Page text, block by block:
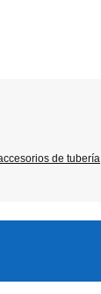
de tubería